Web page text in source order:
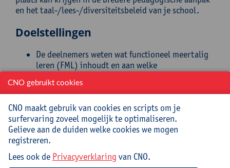
en het taal-/lees-/diversiteitsbeleid van je school.
Doelstellingen
De deelnemers weten wat functioneel meertalig
leren (FML) inhoudt en aan welke
een succes te maken op school en in de klas.
De deelnemers kunnen reflecteren op hun eigen
klas- en schoolcontext en inschatten wanneer
FML al dan niet een meerwaarde kan betekenen
voor hun lespraktijk.
De deelnemers hebben inzicht in hoe FML een
plaats kan krijgen in het bredere taal-, lees- en
diversiteitsbeleid van de school.
CNO gebruikt cookies
CNO maakt gebruik van cookies en scripts om je
surfervaring zoveel mogelijk te optimaliseren.
Gelieve aan de duiden welke cookies we mogen
registreren.
Lees ook de Privacyverklaring van CNO.